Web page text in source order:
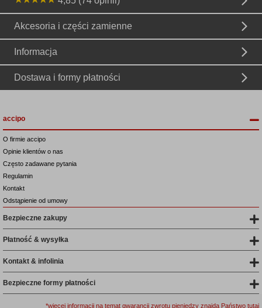
Akcesoria i części zamienne
Informacja
Dostawa i formy płatności
accipo
O firmie accipo
Opinie klientów o nas
Często zadawane pytania
Regulamin
Kontakt
Odstąpienie od umowy
Bezpieczne zakupy
Płatność & wysyłka
Kontakt & infolinia
Bezpieczne formy płatności
*więcej informacji na temat gwarancji zwrotu pieniędzy znajdą Państwo tutaj